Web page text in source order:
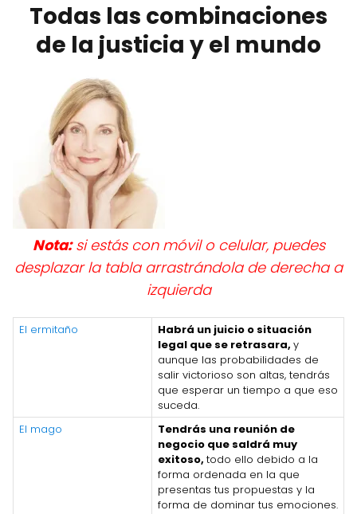
Todas las combinaciones
de la justicia y el mundo
Nota:si estás con móvil o celular, puedes
desplazar la tabla arrastrándola de derecha a
izquierda
El ermitaño
Habrá un juicio o situación
legal que se retrasara, y
aunque las probabilidades de
salir victorioso son altas, tendrás
que esperar un tiempo a que eso
suceda.
El mago
Tendrás una reunión de
negocio que saldrá muy
exitoso, todo ello debido a la
forma ordenada en la que
presentas tus propuestas y la
forma de dominar tus emociones.